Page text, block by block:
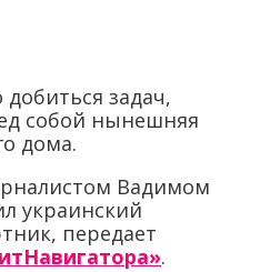
задач,
собой нынешняя
дома.
Вадимом
украинский
передает
.